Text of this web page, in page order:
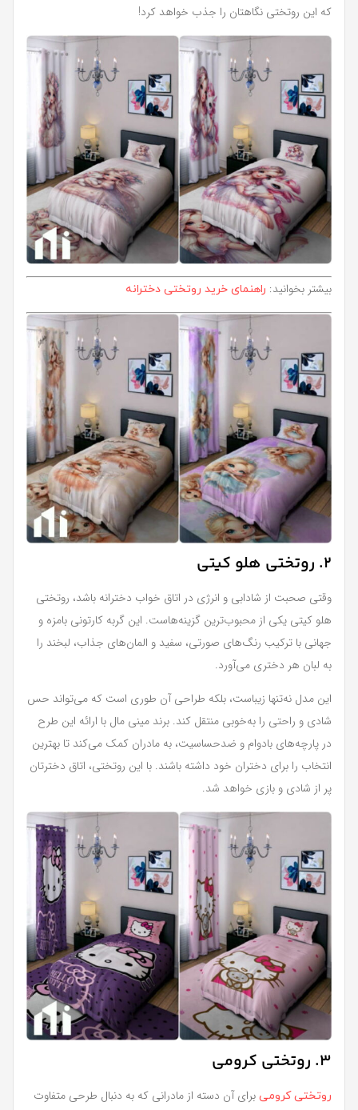
که این روتختی نگاهتان را جذب خواهد کرد!
بیشتر بخوانید: راهنمای خرید روتختی دخترانه
2. روتختی هلو کیتی
وقتی صحبت از شادابی و انرژی در اتاق خواب دخترانه باشد، روتختی
هلو کیتی یکی از محبوب‌ترین گزینه‌هاست. این گربه کارتونی بامزه و
جهانی با ترکیب رنگ‌های صورتی، سفید و المان‌های جذاب، لبخند را
به لبان هر دختری می‌آورد.
این مدل نه‌تنها زیباست، بلکه طراحی آن طوری است که می‌تواند حس
شادی و راحتی را به‌خوبی منتقل کند. برند مینی‌ مال با ارائه این طرح
در پارچه‌های بادوام و ضدحساسیت، به مادران کمک می‌کند تا بهترین
انتخاب را برای دختران خود داشته باشند. با این روتختی، اتاق دخترتان
پر از شادی و بازی خواهد شد.
3. روتختی کرومی
روتختی کرومی برای آن دسته از مادرانی که به دنبال طرحی متفاوت